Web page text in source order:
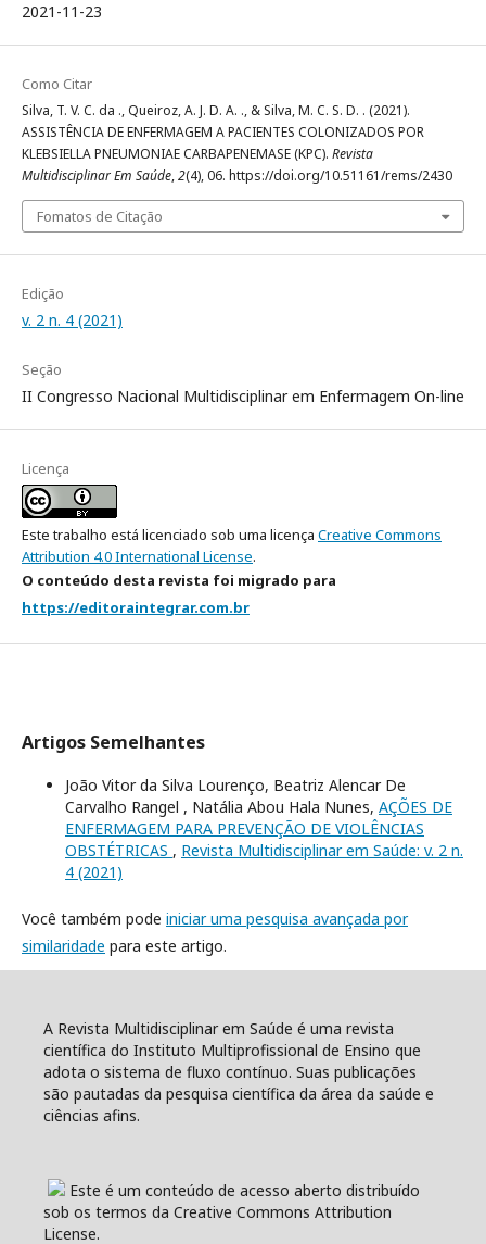
2021-11-23
Como Citar
Silva, T. V. C. da ., Queiroz, A. J. D. A. ., & Silva, M. C. S. D. . (2021).
ASSISTÊNCIA DE ENFERMAGEM A PACIENTES COLONIZADOS POR
KLEBSIELLA PNEUMONIAE CARBAPENEMASE (KPC). Revista
Multidisciplinar Em Saúde,2(4), 06. https://doi.org/10.51161/rems/2430
Fomatos de Citação
Edição
v. 2 n. 4 (2021)
Seção
II Congresso Nacional Multidisciplinar em Enfermagem On-line
Licença
Este trabalho está licenciado sob uma licença Creative Commons
Attribution 4.0 International License.
O conteúdo desta revista foi migrado para
https://editoraintegrar.com.br
Artigos Semelhantes
João Vitor da Silva Lourenço, Beatriz Alencar De
Carvalho Rangel , Natália Abou Hala Nunes, AÇÕES DE
ENFERMAGEM PARA PREVENÇÃO DE VIOLÊNCIAS
OBSTÉTRICAS , Revista Multidisciplinar em Saúde: v. 2 n.
4 (2021)
Você também pode iniciar uma pesquisa avançada por
similaridade para este artigo.
A Revista Multidisciplinar em Saúde é uma revista
científica do Instituto Multiprofissional de Ensino que
adota o sistema de fluxo contínuo. Suas publicações
são pautadas da pesquisa científica da área da saúde e
ciências afins.
Este é um conteúdo de acesso aberto distribuído
sob os termos da Creative Commons Attribution
License.